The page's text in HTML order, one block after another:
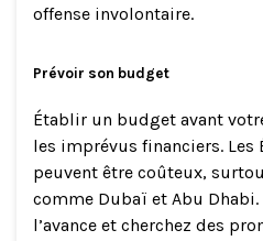
offense involontaire.
Prévoir son budget
Établir un budget avant
les imprévus financiers. Les
peuvent être coûteux,
comme Dubaï et Abu
l’avance et cherchez des